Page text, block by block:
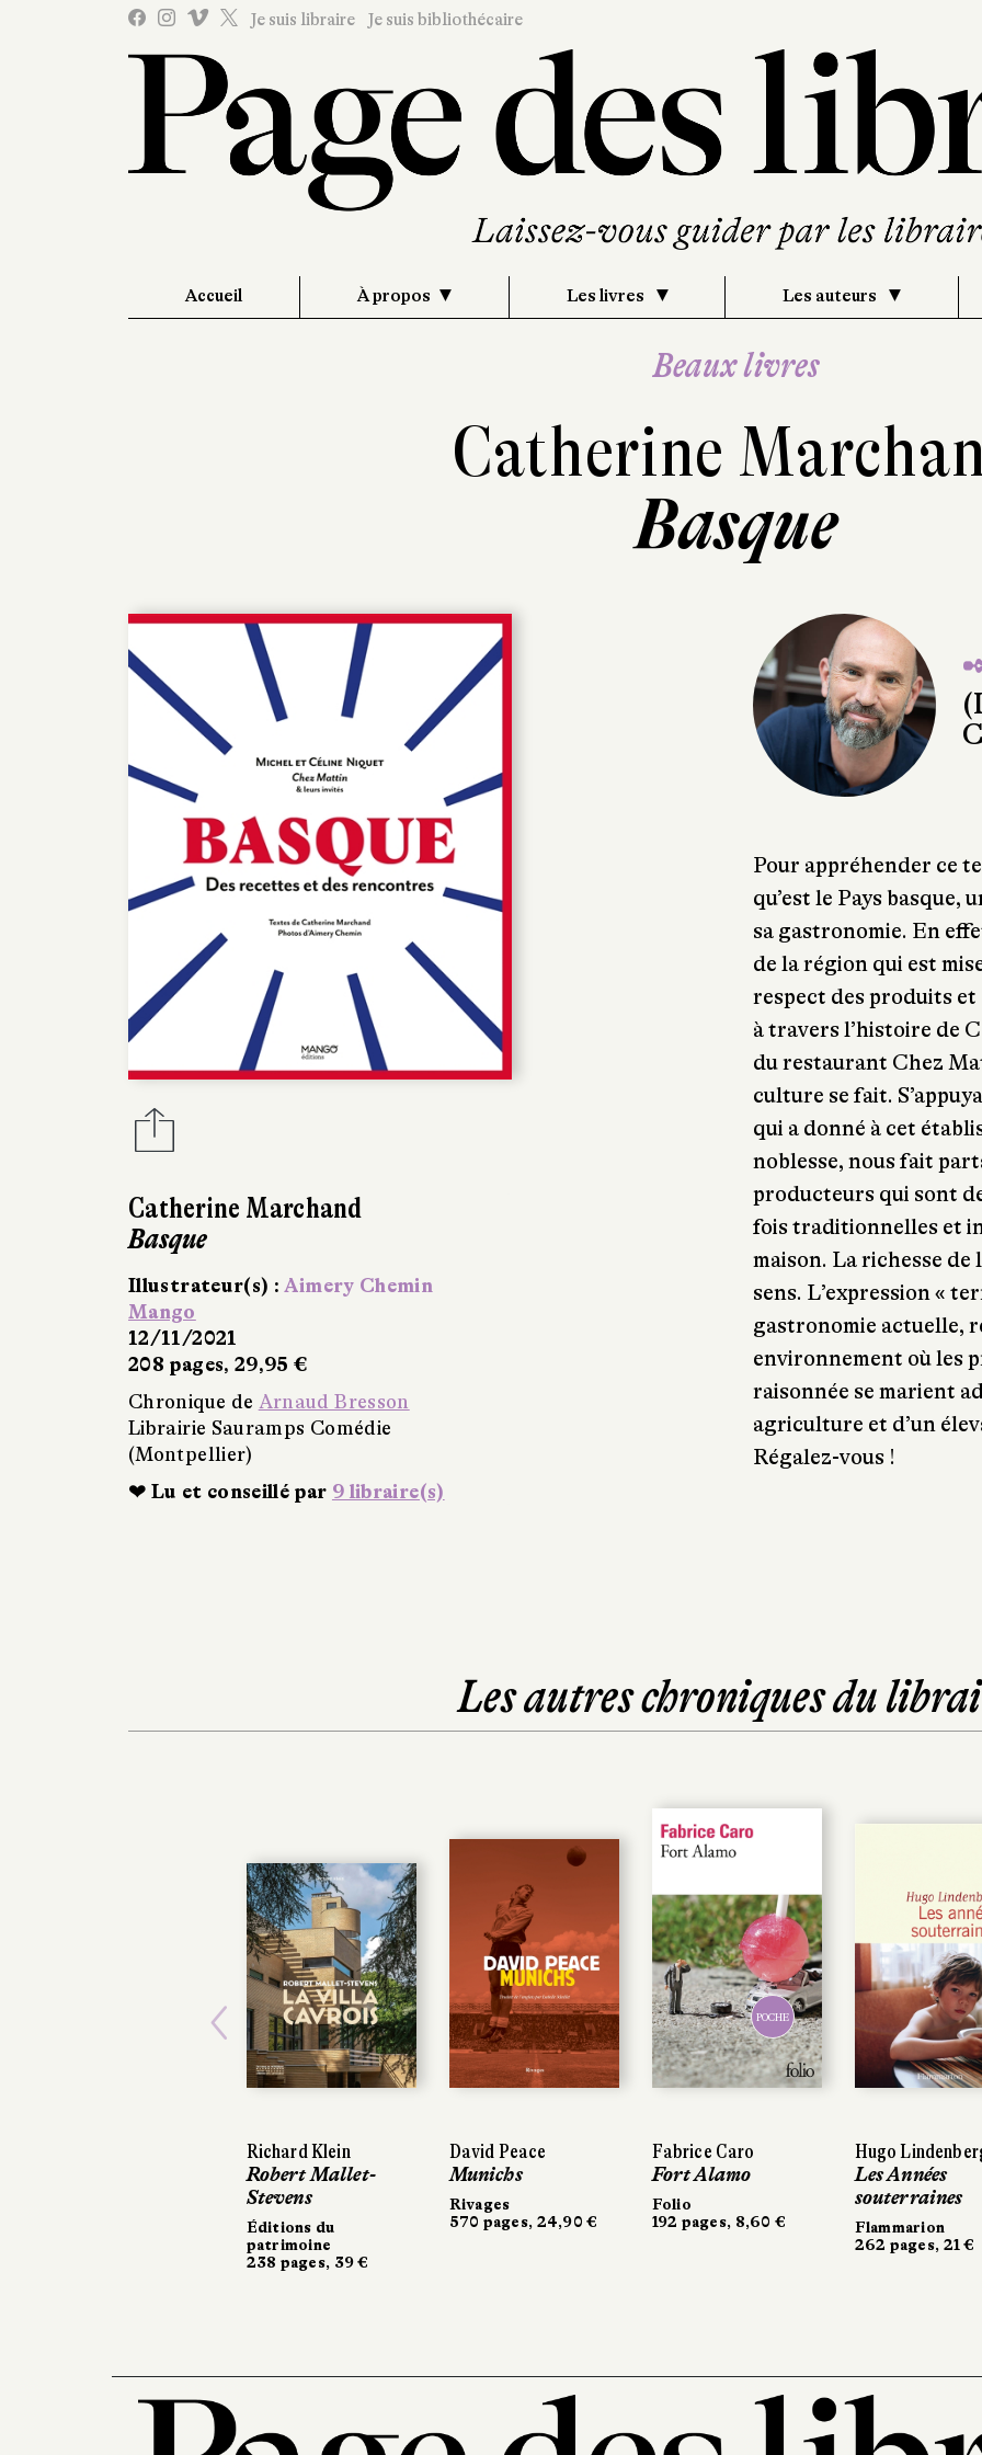
Je suis libraire Je suis bibliothécaire
Accueil À propos Les livres Les auteurs
Beaux livres
Catherine
Basque
Catherine Marchand
Basque
Illustrateur(s) : Aimery Chemin
Mango
12/11/2021
208 pages, 29,95 €
Chronique de Arnaud Bresson
Librairie Sauramps Comédie
(Montpellier)
❤ Lu et conseillé par 9 libraire(s)
Pour appréhender ce
qu’est le Pays
sa gastronomie. En
de la région qui est
respect des produits et
à travers l’histoire de
du restaurant Chez
culture se fait.
qui a donné à cet
noblesse, nous fait
producteurs qui sont
fois traditionnelles et
maison. La richesse
sens. L’expression «
gastronomie actuelle,
environnement où les
raisonnée se marient
agriculture et d’un
Régalez-vous !
Les autres chroniques du
Richard Klein
Robert Mallet-
Stevens
Éditions du
patrimoine
238 pages, 39 €
David Peace
Munichs
Rivages
570 pages, 24,90 €
POCHE
Fabrice Caro
Fort Alamo
Folio
192 pages, 8,60 €
Hugo
Les Années
souterraines
Flammarion
262 pages, 21 €
Previous